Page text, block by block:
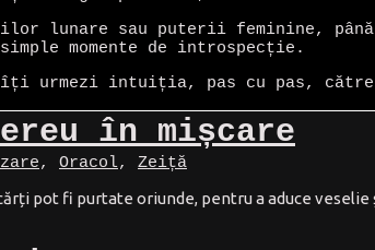
lunare sau puterii feminine,
momente de introspecție.
urmezi intuiția, pas cu pas,
în mișcare
, Oracol, Zeiță
pot fi purtate oriunde, pentru a aduce